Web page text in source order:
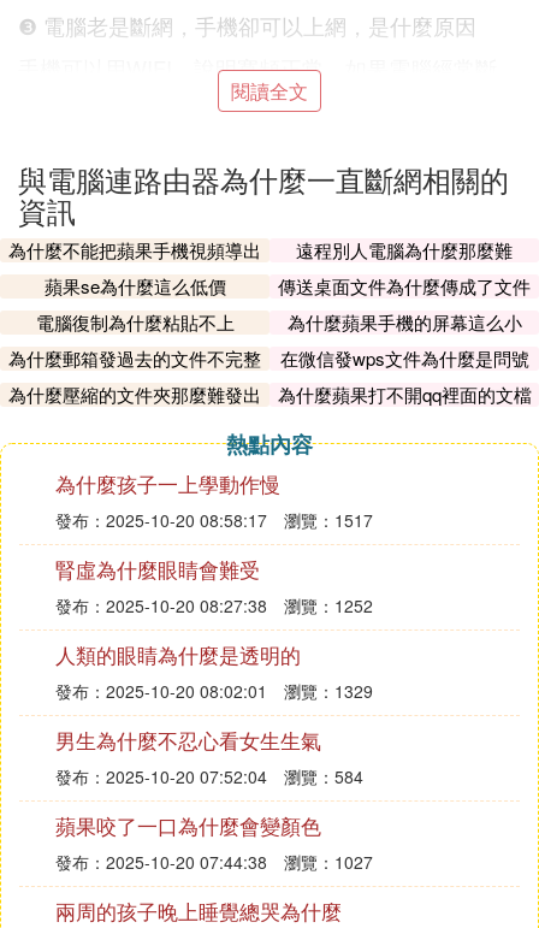
❸ 電腦老是斷網，手機卻可以上網，是什麼原因
手機可以用WIFI，說明寬頻正常，如果電腦經常斷
網，可能是網卡沒有插好或網卡驅動程序存在問題，
另外，網卡工作模式存在問題，也會影響使用，可找
到電腦「我的電腦」圖標，右鍵點擊，選擇「管理-
設備管理器-點到網路適配器」，找到網卡，然後右
鍵點擊網卡，在「屬性---高級--mediatype或者鏈接
速度」，把網卡的工作模式設定外10m半雙工。
❹ 電腦WLAN連接頻繁掉線，但手機wifi可以用的原
因是什麼
1：可以到官網下載一下該機型的電源管理驅動、熱
鍵驅動、無線網卡驅動，依次進行安裝後，重啟一下
電腦，再進行連接就好了。
2：系統病毒：可以進行系統殺毒清理插件等，必要
的情況下，可以恢復一下系統，或重新安裝一下系
統。
3：考慮使用范圍：應在無線路由，無線覆蓋范圍內
使用，信號弱，強度低，也會造成掉線現象。
4：掉線情況下看無線本地狀態情況，依無線狀態來
解決此問題，掉線後是斷開現象說明為第1、3種情
況，可能信號弱或強度低或電腦的驅動問題等；另一
種情況掉線後還是處於連接狀態只是出現無網路連接
標識，說明網路或路由器設置問題（可以重啟下路由
器，把電斷後重新通電，或恢復出廠重新設置一下路
由等），再者就是排如寬頻網路是否正常的可能：
（可以把路由拔掉，只用貓連通電腦，檢測是否存在
閱讀全文
與電腦連路由器為什麼一直斷網相關的
資訊
為什麼不能把蘋果手機視頻導出
遠程別人電腦為什麼那麼難
蘋果se為什麼這么低價
傳送桌面文件為什麼傳成了文件
夾
電腦復制為什麼粘貼不上
為什麼蘋果手機的屏幕這么小
為什麼郵箱發過去的文件不完整
呢
在微信發wps文件為什麼是問號
為什麼壓縮的文件夾那麼難發出
為什麼蘋果打不開qq裡面的文檔
熱點內容
為什麼孩子一上學動作慢
發布：2025-10-20 08:58:17 瀏覽：1517
腎虛為什麼眼睛會難受
發布：2025-10-20 08:27:38 瀏覽：1252
人類的眼睛為什麼是透明的
發布：2025-10-20 08:02:01 瀏覽：1329
男生為什麼不忍心看女生生氣
發布：2025-10-20 07:52:04 瀏覽：584
蘋果咬了一口為什麼會變顏色
發布：2025-10-20 07:44:38 瀏覽：1027
兩周的孩子晚上睡覺總哭為什麼